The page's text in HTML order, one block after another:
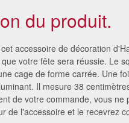
du produit.
accessoire de décoration
votre fête sera réussie. Le
cage de forme carrée. Une
Il mesure 38
de votre commande, vous ne
de l'accessoire et le recevrez